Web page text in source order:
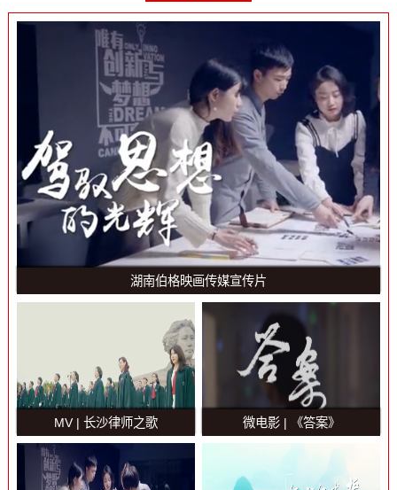
湖南伯格映画传媒宣传片
MV | 长沙律师之歌 微电影 | 《答案》